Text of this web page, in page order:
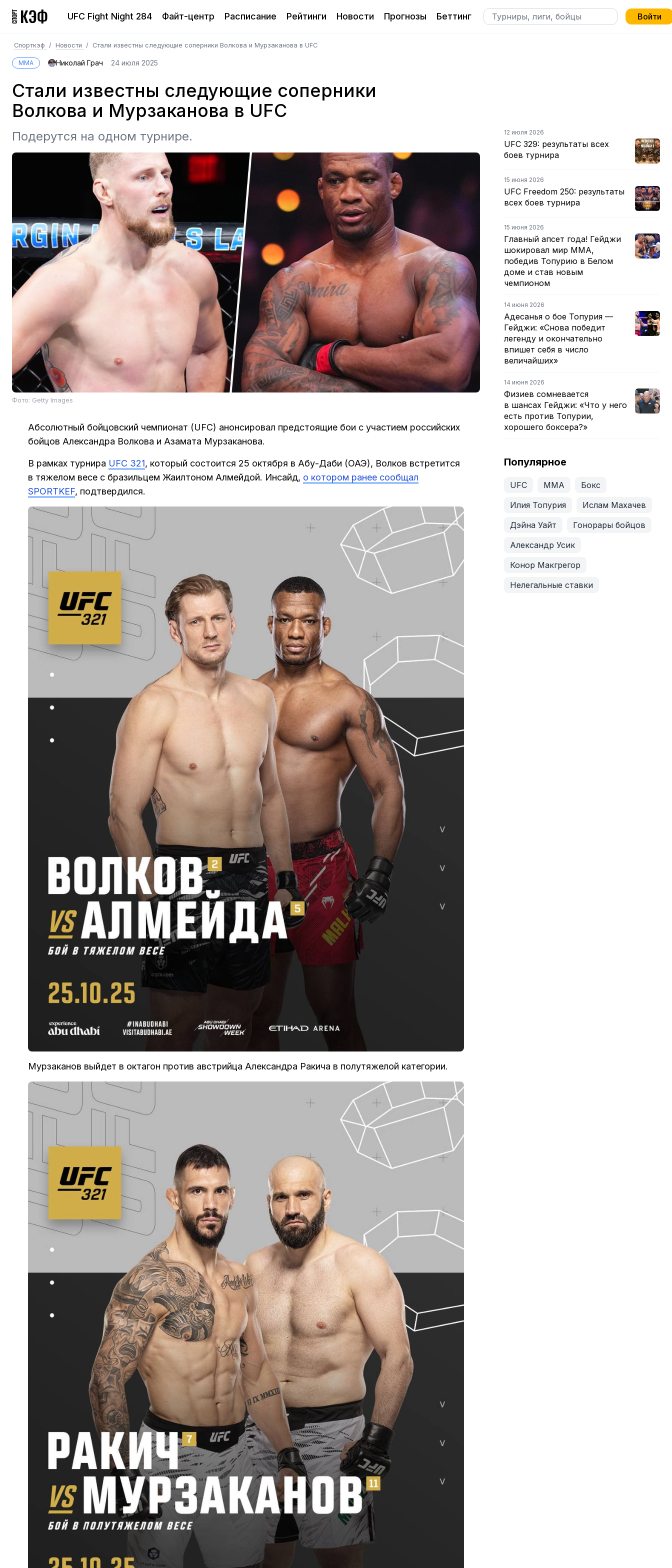
UFC Fight Night 284 Файт-центр Расписание Рейтинги Новости Прогнозы Беттинг Войти
Спорткэф / Новости / Стали известны следующие соперники Волкова и Мурзаканова в UFC
MMA Николай Грач 24 июля 2025
Стали известны следующие соперники
Волкова и Мурзаканова в UFC
Подерутся на одном турнире.
Фото: Getty Images
Абсолютный бойцовский чемпионат (UFC) анонсировал предстоящие бои с участием российских
бойцов Александра Волкова и Азамата Мурзаканова.
В рамках турнира UFC 321, который состоится 25 октября в Абу-Даби (ОАЭ), Волков встретится
в тяжелом весе с бразильцем Жаилтоном Алмейдой. Инсайд, о котором ранее сообщал
SPORTKEF, подтвердился.
Мурзаканов выйдет в октагон против австрийца Александра Ракича в полутяжелой категории.
12 июля 2026
UFC 329: результаты всех
боев турнира
15 июня 2026
UFC Freedom 250: результаты
всех боев турнира
15 июня 2026
Главный апсет года! Гейджи
шокировал мир ММА,
победив Топурию в Белом
доме и став новым
чемпионом
14 июня 2026
Адесанья о бое Топурия —
Гейджи: «Снова победит
легенду и окончательно
впишет себя в число
величайших»
14 июня 2026
Физиев сомневается
в шансах Гейджи: «Что у него
есть против Топурии,
хорошего боксера?»
Популярное
UFC ММА
Бокс
Илия Топурия
Ислам Махачев
Дэйна Уайт
Гонорары бойцов
Александр Усик
Конор Макгрегор
Нелегальные ставки